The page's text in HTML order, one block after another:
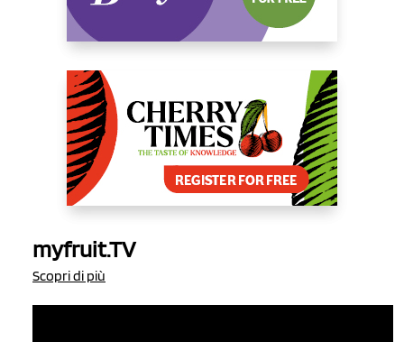
myfruit.TV
Scopri di più